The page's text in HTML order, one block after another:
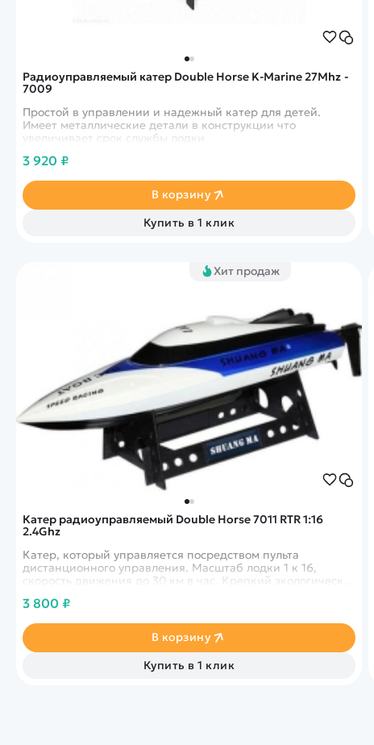
Радиоуправляемый катер Double Horse K-Marine 27Mhz -
7009
Простой в управлении и надежный катер для детей.
Имеет металлические детали в конструкции что
увеличивает срок службы лодки
3 920 ₽
В корзину
Купить в 1 клик
Хит продаж
Катер радиоуправляемый Double Horse 7011 RTR 1:16
2.4Ghz
Катер, который управляется посредством пульта
дистанционного управления. Масштаб лодки 1 к 16,
скорость движения до 30 км в час. Крепкий экологически
неравнодушен к этой маневренной и скоростной
3 800 ₽
В корзину
Купить в 1 клик